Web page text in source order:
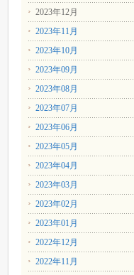
2023年12月
2023年11月
2023年10月
2023年09月
2023年08月
2023年07月
2023年06月
2023年05月
2023年04月
2023年03月
2023年02月
2023年01月
2022年12月
2022年11月